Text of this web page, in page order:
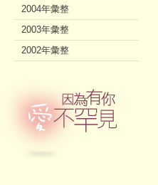
2004年彙整
2003年彙整
2002年彙整